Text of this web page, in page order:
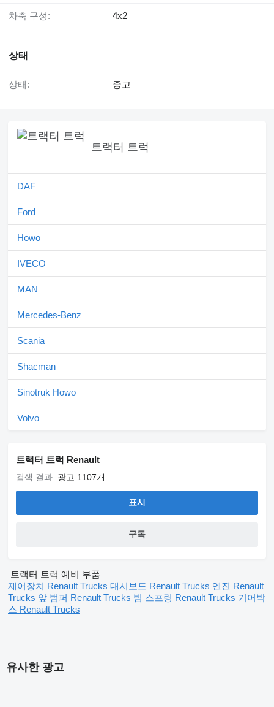
차축 구성: 4x2
상태
상태: 중고
트랙터 트럭
DAF
Ford
Howo
IVECO
MAN
Mercedes-Benz
Scania
Shacman
Sinotruk Howo
Volvo
트랙터 트럭 Renault
검색 결과: 광고 1107개
표시
구독
트랙터 트럭 예비 부품
제어장치 Renault Trucks 대시보드 Renault Trucks 엔진 Renault
Trucks 앞 범퍼 Renault Trucks 빔 스프링 Renault Trucks 기어박
스 Renault Trucks
유사한 광고